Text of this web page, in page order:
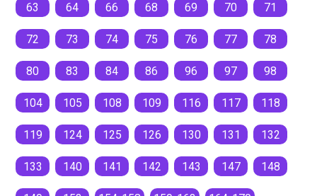
63 64 66 68 69 70 71
72 73 74 75 76 77 78
80 83 84 86 96 97 98
104 105 108 109 116 117 118
119 124 125 126 130 131 132
133 140 141 142 143 147 148